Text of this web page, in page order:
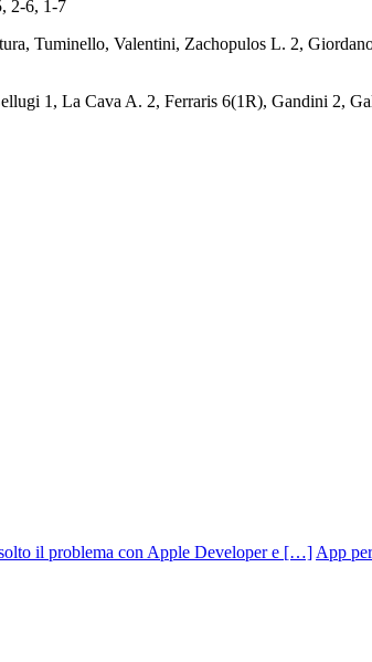
2-6, 1-7
Tuminello, Valentini, Zachopulos L. 2,
1, La Cava A. 2, Ferraris 6(1R), Gandini 2,
App